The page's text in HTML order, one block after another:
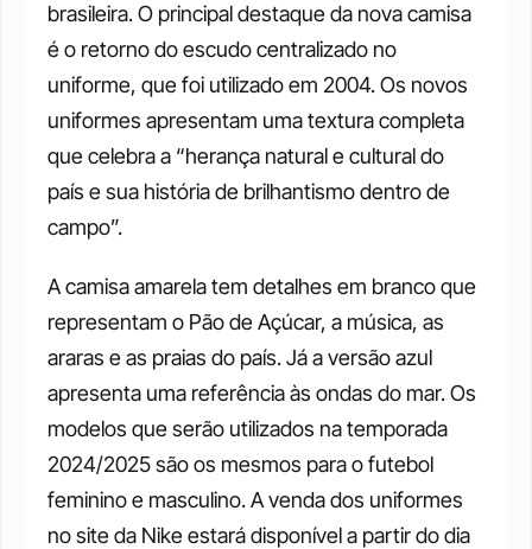
brasileira. O principal destaque da nova camisa
é o retorno do escudo centralizado no
uniforme, que foi utilizado em 2004. Os novos
uniformes apresentam uma textura completa
que celebra a “herança natural e cultural do
país e sua história de brilhantismo dentro de
campo”.
A camisa amarela tem detalhes em branco que
representam o Pão de Açúcar, a música, as
araras e as praias do país. Já a versão azul
apresenta uma referência às ondas do mar. Os
modelos que serão utilizados na temporada
2024/2025 são os mesmos para o futebol
feminino e masculino. A venda dos uniformes
no site da Nike estará disponível a partir do dia